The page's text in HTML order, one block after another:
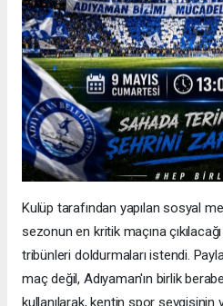
Kulüp tarafından yapılan sosyal
sezonun en kritik maçına
tribünleri doldurmaları istendi.
maç değil, Adıyaman'ın birlik
kullanılarak, kentin spor sevgisinin